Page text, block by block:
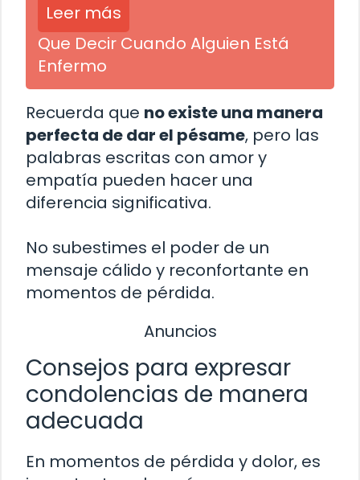
Leer más
Que Decir Cuando Alguien Está
Enfermo
Recuerda que no existe una manera
perfecta de dar el pésame, pero las
palabras escritas con amor y
empatía pueden hacer una
diferencia significativa.
No subestimes el poder de un
mensaje cálido y reconfortante en
momentos de pérdida.
Anuncios
Consejos para expresar
condolencias de manera
adecuada
En momentos de pérdida y dolor, es